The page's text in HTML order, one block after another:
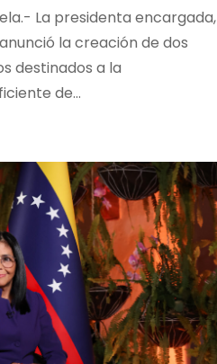
La presidenta encargada,
la creación de dos
destinados a la
de…